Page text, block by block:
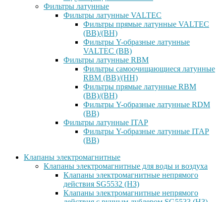
Фильтры латунные
Фильтры латунные VALTEC
Фильтры прямые латунные VALTEC
(ВВ)/(ВН)
Фильтры Y-образные латунные
VALTEC (ВВ)
Фильтры латунные RBM
Фильтры самоочищающиеся латунные
RBM (ВВ)/(НН)
Фильтры прямые латунные RBM
(ВВ)/(ВН)
Фильтры Y-образные латунные RDM
(ВВ)
Фильтры латунные ITAP
Фильтры Y-образные латунные ITAP
(ВВ)
Клапаны электромагнитные
Клапаны электромагнитные для воды и воздуха
Клапаны электромагнитные непрямого
действия SG5532 (НЗ)
Клапаны электромагнитные непрямого